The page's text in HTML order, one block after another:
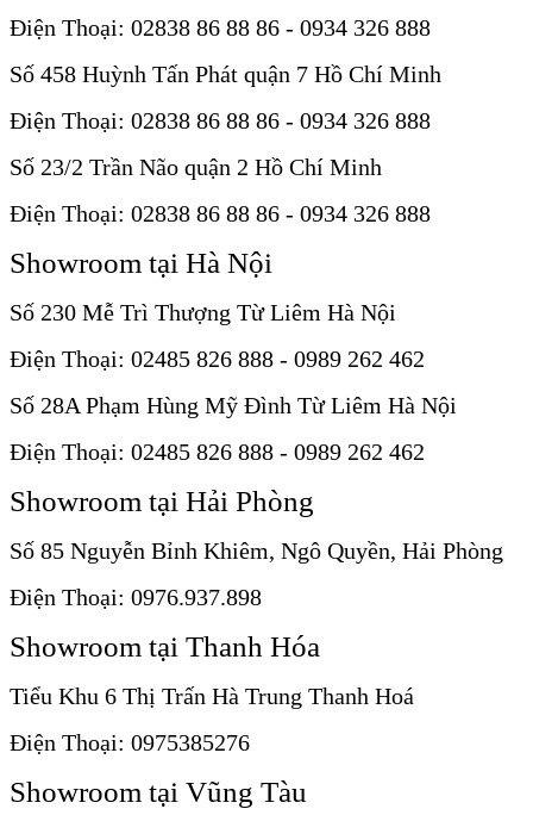
Điện Thoại: 02838 86 88 86 - 0934 326 888
Số 458 Huỳnh Tấn Phát quận 7 Hồ Chí Minh
Điện Thoại: 02838 86 88 86 - 0934 326 888
Số 23/2 Trần Não quận 2 Hồ Chí Minh
Điện Thoại: 02838 86 88 86 - 0934 326 888
Showroom tại Hà Nội
Số 230 Mễ Trì Thượng Từ Liêm Hà Nội
Điện Thoại: 02485 826 888 - 0989 262 462
Số 28A Phạm Hùng Mỹ Đình Từ Liêm Hà Nội
Điện Thoại: 02485 826 888 - 0989 262 462
Showroom tại Hải Phòng
Số 85 Nguyễn Bỉnh Khiêm, Ngô Quyền, Hải Phòng
Điện Thoại: 0976.937.898
Showroom tại Thanh Hóa
Tiểu Khu 6 Thị Trấn Hà Trung Thanh Hoá
Điện Thoại: 0975385276
Showroom tại Vũng Tàu